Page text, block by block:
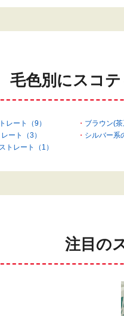
毛色別にスコ
レート（9）
ブラウン(
ート（3）
シルバー系
トレート（1）
注目の